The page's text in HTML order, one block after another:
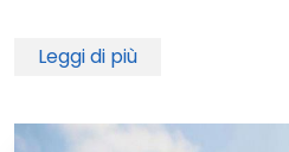
Leggi di più